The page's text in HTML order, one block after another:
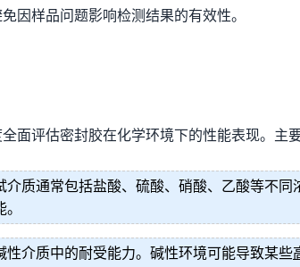
因样品问题影响检测结果的有效性。
面评估密封胶在化学环境下的性能表现。主
质通常包括盐酸、硫酸、硝酸、乙酸等不
介质中的耐受能力。碱性环境可能导致某些